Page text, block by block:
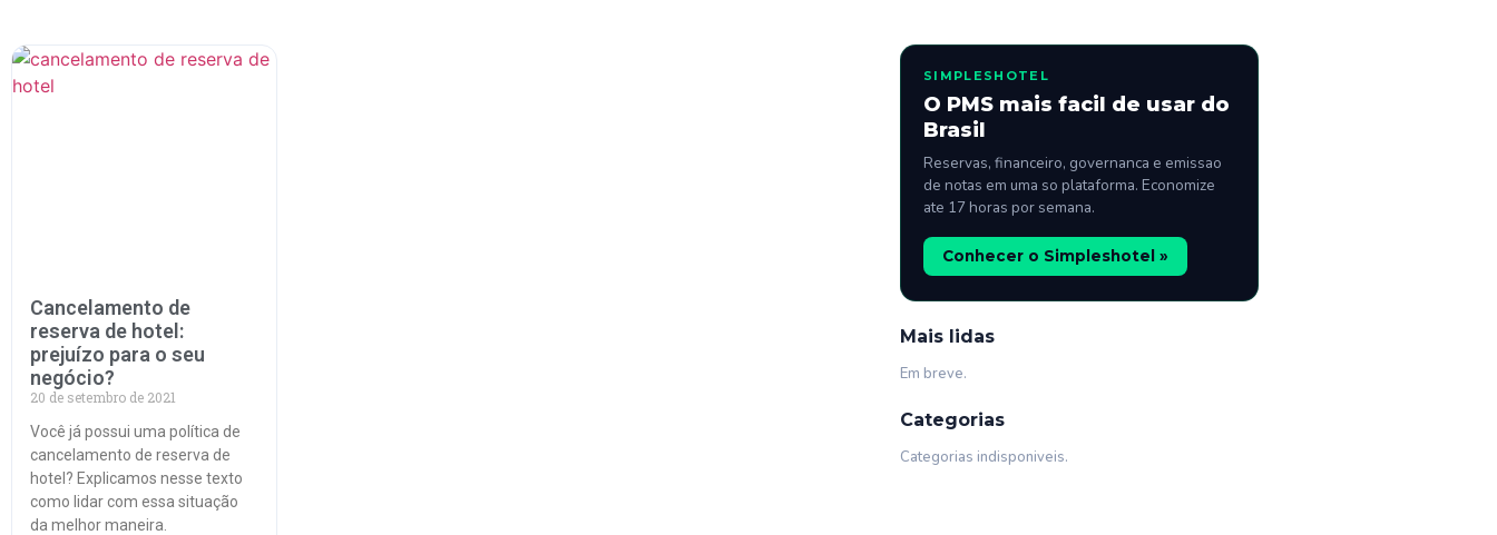
Cancelamento de
reserva de hotel:
prejuízo para o seu
negócio?
20 de setembro de 2021
Você já possui uma política de
cancelamento de reserva de
hotel? Explicamos nesse texto
como lidar com essa situação
da melhor maneira.
SIMPLESHOTEL
O PMS mais facil de usar do
Brasil
Reservas, financeiro, governanca e emissao
de notas em uma so plataforma. Economize
ate 17 horas por semana.
Conhecer o Simpleshotel »
Mais lidas
Em breve.
Categorias
Categorias indisponiveis.